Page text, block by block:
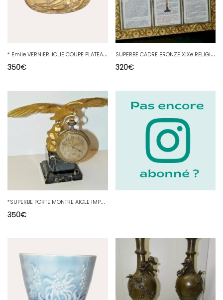
*
Emile VERNIER JOLIE COUPE PLATEAU VIDE POCHE en BRONZE Décor ART NOUVEAU D
350€
S
UPERBE CADRE BRONZE XIXe RELIGION EGLISE CHAPELLE Jésus Christ Réf 13051612-13
320€
*
SUPERBE PORTE MONTRE AIGLE IMPERIAL BRONZE signé GUENARDEAU terrasse MARBRE XIX
350€